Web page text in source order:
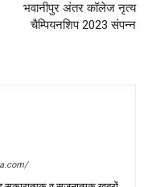
भवानीपुर अंतर कॉलेज नृत्य
चैम्पियनशिप 2023 संपन्न